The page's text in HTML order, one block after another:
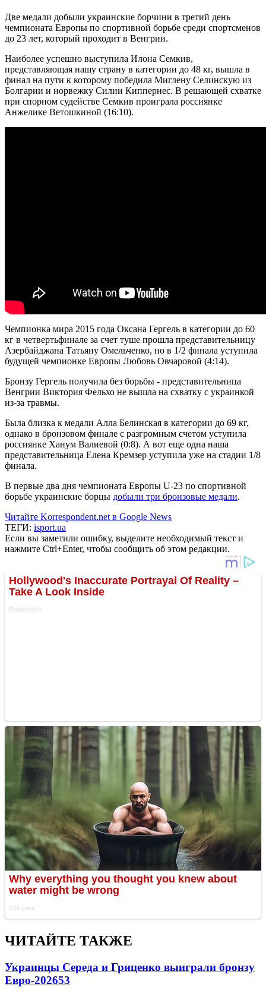
Две медали добыли украинские борчини в третий день
чемпионата Европы по спортивной борьбе среди спортсменов
до 23 лет, который проходит в Венгрии.
Наиболее успешно выступила Илона Семкив,
представляющая нашу страну в категории до 48 кг, вышла в
финал на пути к которому победила Миглену Селинскую из
Болгарии и норвежку Силии Киппернес. В решающей схватке
при спорном судействе Семкив проиграла россиянке
Анжелике Ветошкиной (16:10).
Чемпионка мира 2015 года Оксана Гергель в категории до 60
кг в четвертьфинале за счет туше прошла представительницу
Азербайджана Татьяну Омельченко, но в 1/2 финала уступила
будущей чемпионке Европы Любовь Овчаровой (4:14).
Бронзу Гергель получила без борьбы - представительница
Венгрии Виктория Фельхо не вышла на схватку с украинкой
из-за травмы.
Была близка к медали Алла Белинская в категории до 69 кг,
однако в бронзовом финале с разгромным счетом уступила
россиянке Ханум Валиевой (0:8). А вот еще одна наша
представительница Елена Кремзер уступила уже на стадии 1/8
финала.
В первые два дня чемпионата Европы U-23 по спортивной
борьбе украинские борцы добыли три бронзовые медали.
Читайте Korrespondent.net в Google News
ТЕГИ: isport.ua
Если вы заметили ошибку, выделите необходимый текст и
нажмите Ctrl+Enter, чтобы сообщить об этом редакции.
ЧИТАЙТЕ ТАКЖЕ
Украинцы Середа и Гриценко выиграли бронзу
Евро-202653